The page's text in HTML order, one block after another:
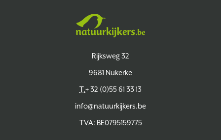
Rijksweg 32
9681 Nukerke
T.+ 32 (0)55 61 33 13
info@natuurkijkers.be
TVA: BE0795159775